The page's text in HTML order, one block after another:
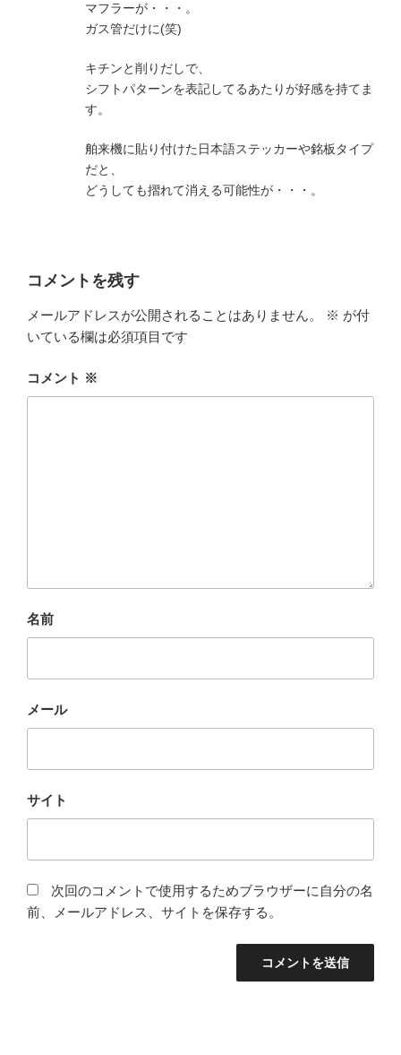
マフラーが・・・。
ガス管だけに(笑)
キチンと削りだしで、
シフトパターンを表記してるあたりが好感を持てま
す。
舶来機に貼り付けた日本語ステッカーや銘板タイプ
だと、
どうしても摺れて消える可能性が・・・。
コメントを残す
メールアドレスが公開されることはありません。 ※ が付
いている欄は必須項目です
コメント ※
名前
メール
サイト
次回のコメントで使用するためブラウザーに自分の名
前、メールアドレス、サイトを保存する。